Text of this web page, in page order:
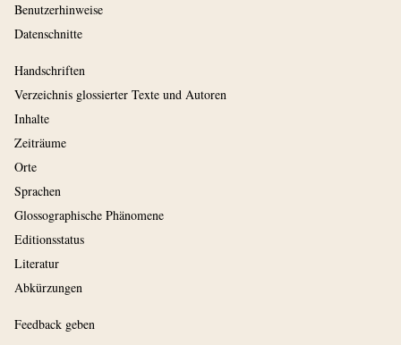
Benutzerhinweise
Datenschnitte
Handschriften
Verzeichnis glossierter Texte und Autoren
Inhalte
Zeiträume
Orte
Sprachen
Glossographische Phänomene
Editionsstatus
Literatur
Abkürzungen
Feedback geben